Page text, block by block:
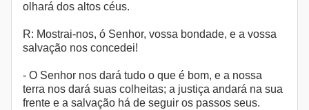
olhará dos altos céus.
R: Mostrai-nos, ó Senhor, vossa bondade, e a vossa
salvação nos concedei!
- O Senhor nos dará tudo o que é bom, e a nossa
terra nos dará suas colheitas; a justiça andará na sua
frente e a salvação há de seguir os passos seus.